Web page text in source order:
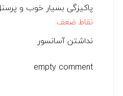
پاکیزگی بسیار خوب و
نقاط ضعف:
نداشتن آسانسور
empty comment